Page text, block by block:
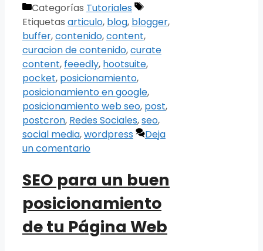
Categorías Tutoriales
Etiquetas articulo, blog, blogger,
buffer,contenido,content,
curacion de contenido,curate
content, feeedly, hootsuite,
pocket, posicionamiento,
posicionamiento en google,
posicionamiento web seo, post,
postcron, Redes Sociales,seo,
social media,wordpress
Deja
un comentario
SEO para un buen
posicionamiento
de tu Página Web